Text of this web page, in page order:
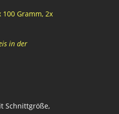
Gramm, 2x
in der
Schnittgröße,